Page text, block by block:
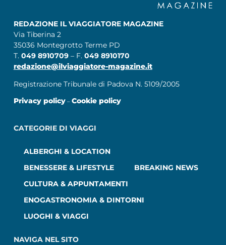
REDAZIONE IL VIAGGIATORE MAGAZINE
Via Tiberina 2
35036 Montegrotto Terme PD
T. 049 8910709 – F. 049 8910170
redazione@ilviaggiatore-magazine.it
Registrazione Tribunale di Padova N. 5109/2005
Privacy policy– Cookie policy
CATEGORIE DI VIAGGI
ALBERGHI & LOCATION
BENESSERE & LIFESTYLE
BREAKING NEWS
CULTURA & APPUNTAMENTI
ENOGASTRONOMIA & DINTORNI
LUOGHI & VIAGGI
NAVIGA NEL SITO